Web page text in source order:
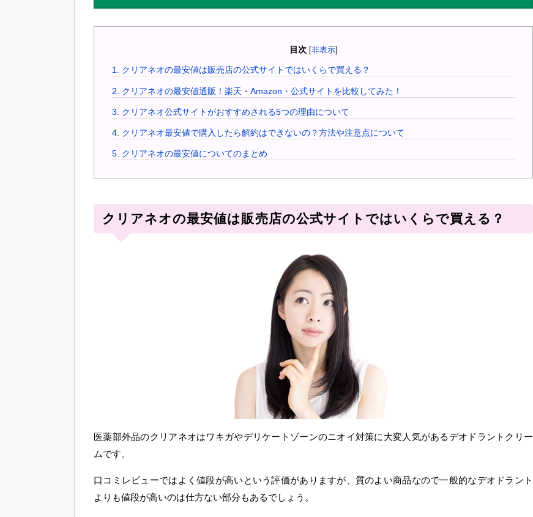
目次 [非表示]
1. クリアネオの最安値は販売店の公式サイトではいくらで買える？
2. クリアネオの最安値通販！楽天・Amazon・公式サイトを比較してみた！
3. クリアネオ公式サイトがおすすめされる5つの理由について
4. クリアネオ最安値で購入したら解約はできないの？方法や注意点について
5. クリアネオの最安値についてのまとめ
クリアネオの最安値は販売店の公式サイトではいくらで買える？
医薬部外品のクリアネオはワキガやデリケートゾーンのニオイ対策に大変人気があるデオドラントクリー
ムです。
口コミレビューではよく値段が高いという評価がありますが、質のよい商品なので一般的なデオドラント
よりも値段が高いのは仕方ない部分もあるでしょう。